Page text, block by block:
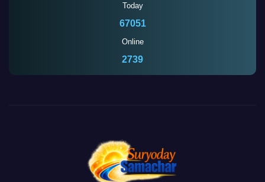
Today
67051
Online
2739